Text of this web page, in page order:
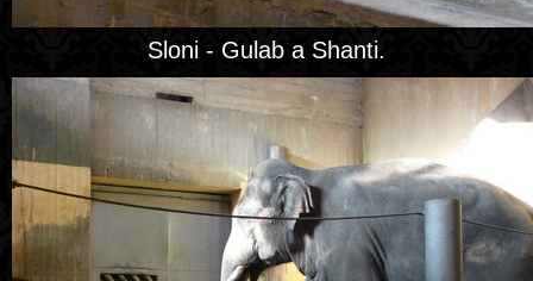
Sloni - Gulab a Shanti.